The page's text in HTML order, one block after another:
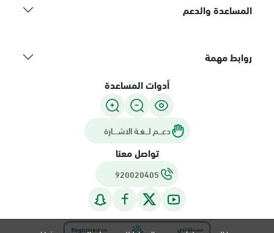
المساعدة والدعم
روابط مهمة
أدوات المساعدة
دعـــم لـــغـة الاشــــارة
تواصل معنا
920020405